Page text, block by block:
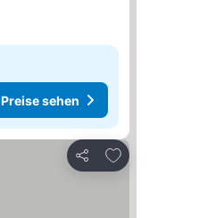
Preise sehen
Teilen
Zu Favoriten